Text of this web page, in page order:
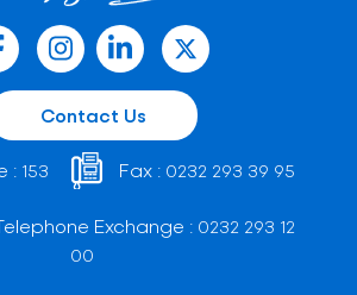
Contact Us
: 153 Fax : 0232 293 39 95
Exchange : 0232 293 12
00